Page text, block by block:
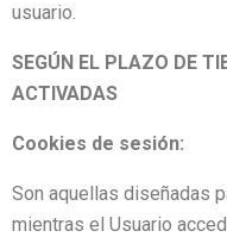
usuario.
SEGÚN EL PLAZO DE
ACTIVADAS
Cookies de sesión:
Son aquellas diseñadas
mientras el Usuario